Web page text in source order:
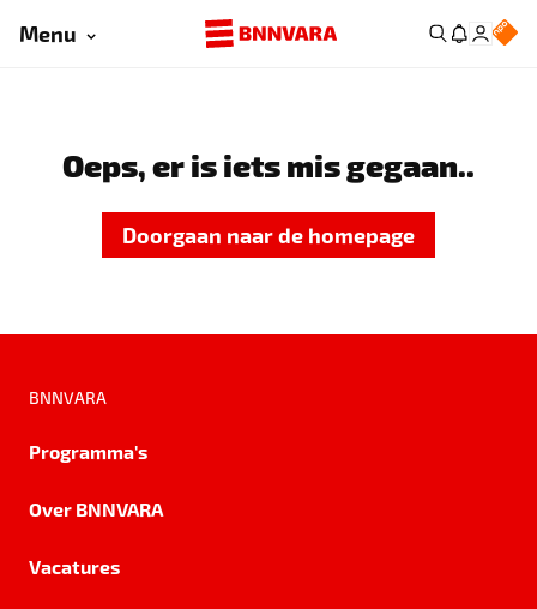
Menu
Oeps, er is iets mis gegaan..
Doorgaan naar de homepage
BNNVARA
Programma's
Over BNNVARA
Vacatures